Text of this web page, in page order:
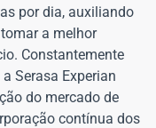
por dia, auxiliando
a melhor
Constantemente
Serasa Experian
do mercado de
contínua dos